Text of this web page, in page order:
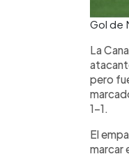
Gol de
La
pero
1-1.
El
marcar